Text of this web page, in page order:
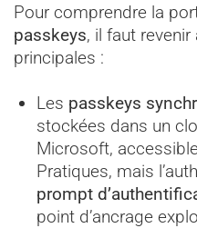
Pour comprendre la
passkeys, il faut
principales :
Les passkeys
stockées dans un
Microsoft,
Pratiques, mais
prompt
point d’ancrage